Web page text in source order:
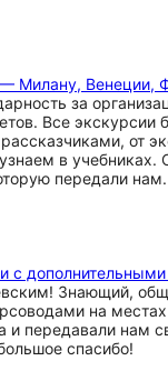
Милану, Венеции,
за
Все
от
в
передали
с
Знающий,
на
и передавали нам
спасибо!